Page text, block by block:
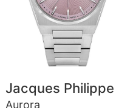
Jacques Philippe
Aurora